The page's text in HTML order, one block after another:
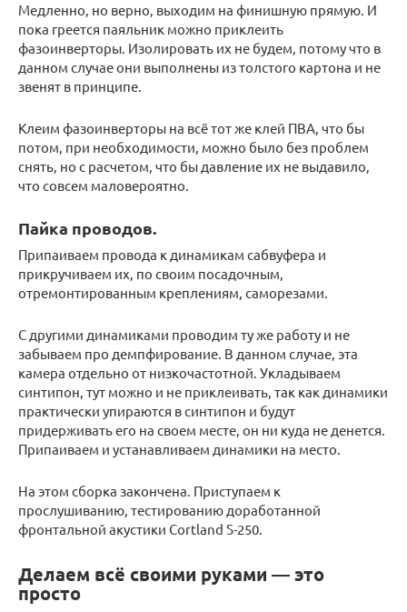
Медленно, но верно, выходим на финишную прямую. И
пока греется паяльник можно приклеить
фазоинверторы. Изолировать их не будем, потому что в
данном случае они выполнены из толстого картона и не
звенят в принципе.
Клеим фазоинверторы на всё тот же клей ПВА, что бы
потом, при необходимости, можно было без проблем
снять, но с расчетом, что бы давление их не выдавило,
что совсем маловероятно.
Пайка проводов.
Припаиваем провода к динамикам сабвуфера и
прикручиваем их, по своим посадочным,
отремонтированным креплениям, саморезами.
С другими динамиками проводим ту же работу и не
забываем про демпфирование. В данном случае, эта
камера отдельно от низкочастотной. Укладываем
синтипон, тут можно и не приклеивать, так как динамики
практически упираются в синтипон и будут
придерживать его на своем месте, он ни куда не денется.
Припаиваем и устанавливаем динамики на место.
На этом сборка закончена. Приступаем к
прослушиванию, тестированию доработанной
фронтальной акустики Cortland S-250.
Делаем всё своими руками — это
просто